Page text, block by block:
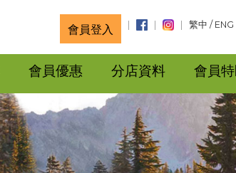
會員登入 繁中 / ENG
會員優惠 分店資料 會員